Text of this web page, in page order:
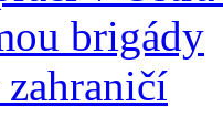
brigády